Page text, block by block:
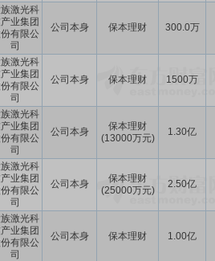
激光科
业集团
有限公
司
公司本身 保本理财 300.0万
激光科
业集团
有限公
司
公司本身 保本理财 1500万
激光科
业集团
有限公
司
公司本身
保本理财
(13000万元)
1.30亿
激光科
业集团
有限公
司
公司本身
保本理财
(25000万元)
2.50亿
激光科
业集团
有限公
司
公司本身 保本理财 1.00亿